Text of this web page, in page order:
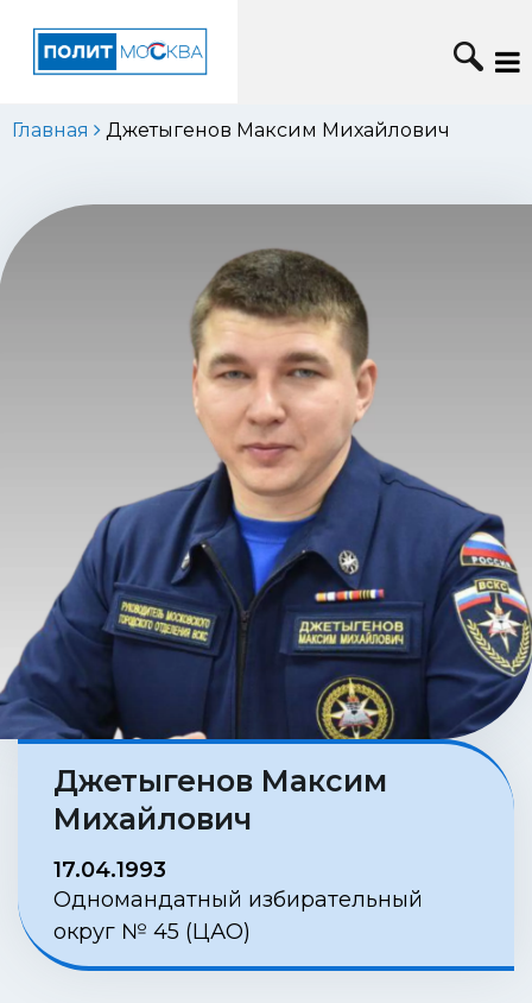
Главная Джетыгенов Максим Михайлович
Джетыгенов Максим
Михайлович
17.04.1993
Одномандатный избирательный
округ № 45 (ЦАО)